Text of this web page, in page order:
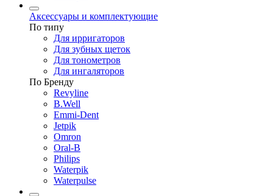
Аксессуары и комплектующие
По типу
Для ирригаторов
Для зубных щеток
Для тонометров
Для ингаляторов
По Бренду
Revyline
B.Well
Emmi-Dent
Jetpik
Omron
Oral-B
Philips
Waterpik
Waterpulse